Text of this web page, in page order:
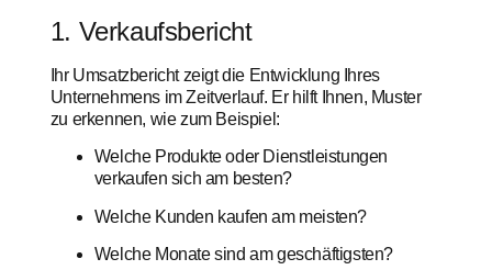
1. Verkaufsbericht
Ihr Umsatzbericht zeigt die Entwicklung Ihres
Unternehmens im Zeitverlauf. Er hilft Ihnen, Muster
zu erkennen, wie zum Beispiel:
Welche Produkte oder Dienstleistungen
verkaufen sich am besten?
Welche Kunden kaufen am meisten?
Welche Monate sind am geschäftigsten?